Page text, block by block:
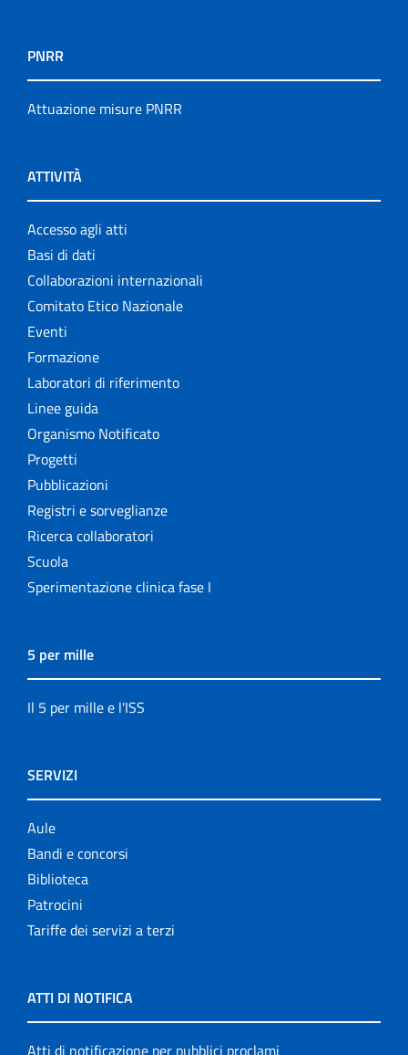
PNRR
Attuazione misure PNRR
ATTIVITÀ
Accesso agli atti
Basi di dati
Collaborazioni internazionali
Comitato Etico Nazionale
Eventi
Formazione
Laboratori di riferimento
Linee guida
Organismo Notificato
Progetti
Pubblicazioni
Registri e sorveglianze
Ricerca collaboratori
Scuola
Sperimentazione clinica fase I
5 per mille
Il 5 per mille e l'ISS
SERVIZI
Aule
Bandi e concorsi
Biblioteca
Patrocini
Tariffe dei servizi a terzi
ATTI DI NOTIFICA
Atti di notificazione per pubblici proclami